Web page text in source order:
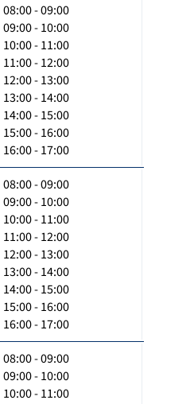
08:00 - 09:00
09:00 - 10:00
10:00 - 11:00
11:00 - 12:00
12:00 - 13:00
13:00 - 14:00
14:00 - 15:00
15:00 - 16:00
16:00 - 17:00
08:00 - 09:00
09:00 - 10:00
10:00 - 11:00
11:00 - 12:00
12:00 - 13:00
13:00 - 14:00
14:00 - 15:00
15:00 - 16:00
16:00 - 17:00
08:00 - 09:00
09:00 - 10:00
10:00 - 11:00